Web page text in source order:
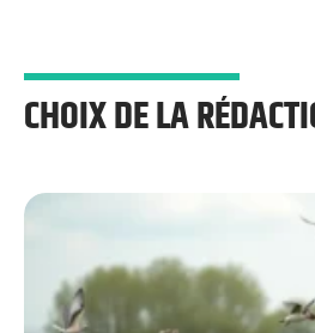
CHOIX DE LA